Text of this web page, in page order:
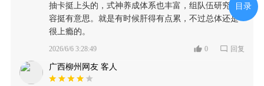
抽卡挺上头的，式神养成体系也丰富，组队伍研究阵
容挺有意思。就是有时候肝得有点累，不过总体还是
很上瘾的。
2026/6/6 3:28:49 0 回复
广西柳州网友 客人
目录